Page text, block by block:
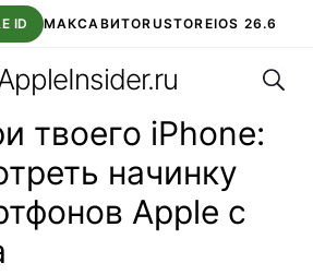
ID МАКСАВИТОRUSTOREIOS 26.6
ВТБ ОНЛАЙН ЧАТ В ROBLOX
твоего iPhone:
начинку
Apple с